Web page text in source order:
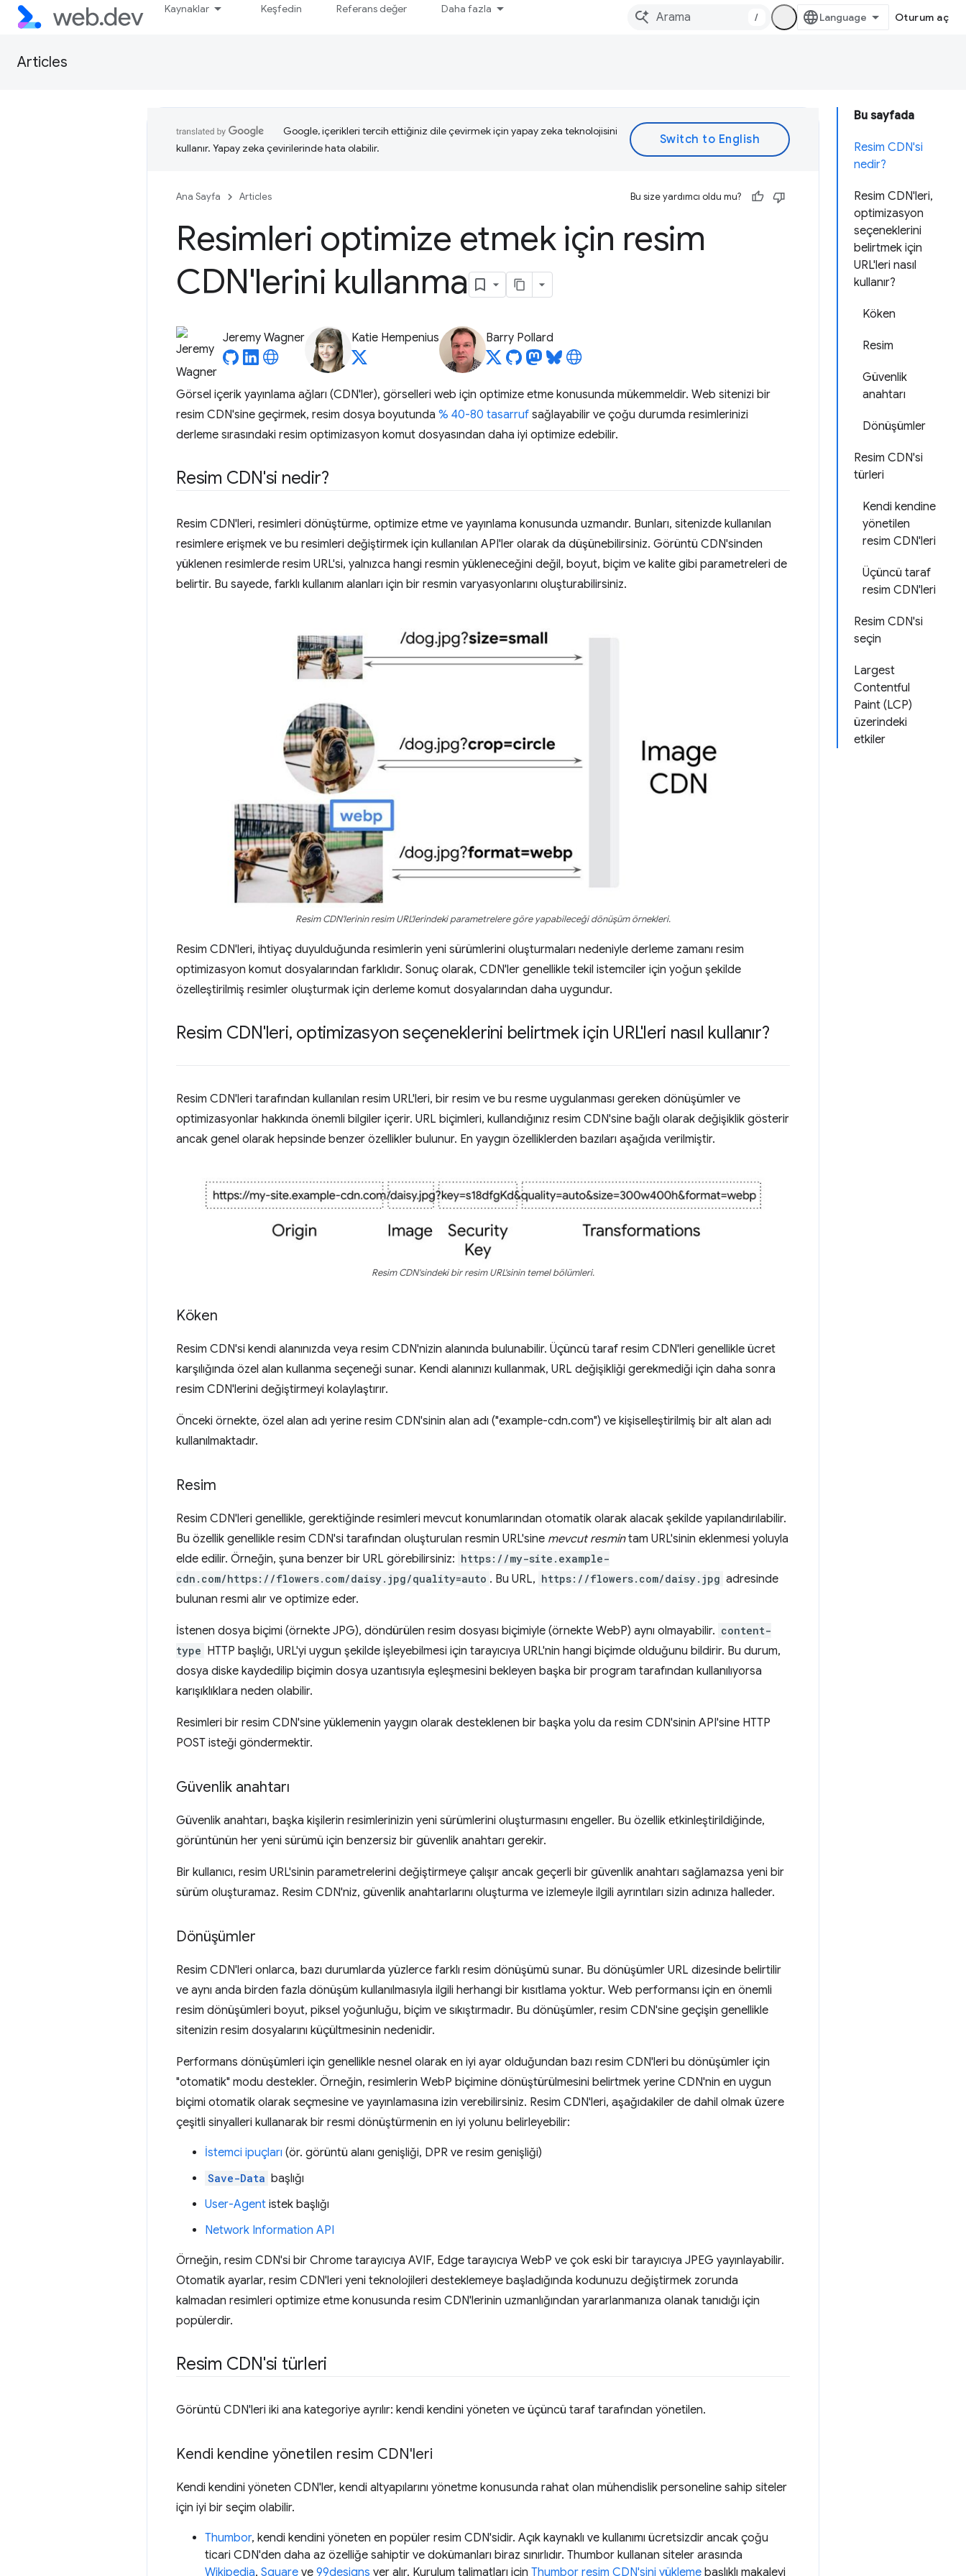
Kaynaklar Keşfedin Referans değer Daha fazla
/ Oturum aç
Articles
Bu sayfada
Resim CDN'si
nedir?
Resim CDN'leri,
optimizasyon
seçeneklerini
belirtmek için
URL'leri nasıl
kullanır?
Köken
Resim
Güvenlik
anahtarı
Dönüşümler
Resim CDN'si
türleri
Kendi kendine
yönetilen
resim CDN'leri
Üçüncü taraf
resim CDN'leri
Resim CDN'si
seçin
Largest
Contentful
Paint (LCP)
üzerindeki
etkiler
Google, içerikleri tercih ettiğiniz dile çevirmek için yapay zeka teknolojisini
kullanır. Yapay zeka çevirilerinde hata olabilir.
Ana Sayfa Articles Bu size yardımcı oldu mu?
Resimleri optimize etmek için resim
CDN'lerini kullanma
Jeremy Wagner Katie Hempenius Barry Pollard
Görsel içerik yayınlama ağları (CDN'ler), görselleri web için optimize etme konusunda mükemmeldir. Web sitenizi bir
resim CDN'sine geçirmek, resim dosya boyutunda % 40-80 tasarruf sağlayabilir ve çoğu durumda resimlerinizi
derleme sırasındaki resim optimizasyon komut dosyasından daha iyi optimize edebilir.
Resim CDN'si nedir?
Resim CDN'leri, resimleri dönüştürme, optimize etme ve yayınlama konusunda uzmandır. Bunları, sitenizde kullanılan
resimlere erişmek ve bu resimleri değiştirmek için kullanılan API'ler olarak da düşünebilirsiniz. Görüntü CDN'sinden
yüklenen resimlerde resim URL'si, yalnızca hangi resmin yükleneceğini değil, boyut, biçim ve kalite gibi parametreleri de
belirtir. Bu sayede, farklı kullanım alanları için bir resmin varyasyonlarını oluşturabilirsiniz.
Resim CDN'lerinin resim URL'lerindeki parametrelere göre yapabileceği dönüşüm örnekleri.
Resim CDN'leri, ihtiyaç duyulduğunda resimlerin yeni sürümlerini oluşturmaları nedeniyle derleme zamanı resim
optimizasyon komut dosyalarından farklıdır. Sonuç olarak, CDN'ler genellikle tekil istemciler için yoğun şekilde
özelleştirilmiş resimler oluşturmak için derleme komut dosyalarından daha uygundur.
Resim CDN'leri, optimizasyon seçeneklerini belirtmek için URL'leri nasıl kullanır?
Resim CDN'leri tarafından kullanılan resim URL'leri, bir resim ve bu resme uygulanması gereken dönüşümler ve
optimizasyonlar hakkında önemli bilgiler içerir. URL biçimleri, kullandığınız resim CDN'sine bağlı olarak değişiklik gösterir
ancak genel olarak hepsinde benzer özellikler bulunur. En yaygın özelliklerden bazıları aşağıda verilmiştir.
Resim CDN'sindeki bir resim URL'sinin temel bölümleri.
Köken
Resim CDN'si kendi alanınızda veya resim CDN'nizin alanında bulunabilir. Üçüncü taraf resim CDN'leri genellikle ücret
karşılığında özel alan kullanma seçeneği sunar. Kendi alanınızı kullanmak, URL değişikliği gerekmediği için daha sonra
resim CDN'lerini değiştirmeyi kolaylaştırır.
Önceki örnekte, özel alan adı yerine resim CDN'sinin alan adı ("example-cdn.com") ve kişiselleştirilmiş bir alt alan adı
kullanılmaktadır.
Resim
Resim CDN'leri genellikle, gerektiğinde resimleri mevcut konumlarından otomatik olarak alacak şekilde yapılandırılabilir.
Bu özellik genellikle resim CDN'si tarafından oluşturulan resmin URL'sine mevcut resmintam URL'sinin eklenmesi yoluyla
elde edilir. Örneğin, şuna benzer bir URL görebilirsiniz: https://my-site.example-
cdn.com/https://flowers.com/daisy.jpg/quality=auto . Bu URL, https://flowers.com/daisy.jpg adresinde
bulunan resmi alır ve optimize eder.
İstenen dosya biçimi (örnekte JPG), döndürülen resim dosyası biçimiyle (örnekte WebP) aynı olmayabilir. content-
type HTTP başlığı, URL'yi uygun şekilde işleyebilmesi için tarayıcıya URL'nin hangi biçimde olduğunu bildirir. Bu durum,
dosya diske kaydedilip biçimin dosya uzantısıyla eşleşmesini bekleyen başka bir program tarafından kullanılıyorsa
karışıklıklara neden olabilir.
Resimleri bir resim CDN'sine yüklemenin yaygın olarak desteklenen bir başka yolu da resim CDN'sinin API'sine HTTP
POST isteği göndermektir.
Güvenlik anahtarı
Güvenlik anahtarı, başka kişilerin resimlerinizin yeni sürümlerini oluşturmasını engeller. Bu özellik etkinleştirildiğinde,
görüntünün her yeni sürümü için benzersiz bir güvenlik anahtarı gerekir.
Bir kullanıcı, resim URL'sinin parametrelerini değiştirmeye çalışır ancak geçerli bir güvenlik anahtarı sağlamazsa yeni bir
sürüm oluşturamaz. Resim CDN'niz, güvenlik anahtarlarını oluşturma ve izlemeyle ilgili ayrıntıları sizin adınıza halleder.
Dönüşümler
Resim CDN'leri onlarca, bazı durumlarda yüzlerce farklı resim dönüşümü sunar. Bu dönüşümler URL dizesinde belirtilir
ve aynı anda birden fazla dönüşüm kullanılmasıyla ilgili herhangi bir kısıtlama yoktur. Web performansı için en önemli
resim dönüşümleri boyut, piksel yoğunluğu, biçim ve sıkıştırmadır. Bu dönüşümler, resim CDN'sine geçişin genellikle
sitenizin resim dosyalarını küçültmesinin nedenidir.
Performans dönüşümleri için genellikle nesnel olarak en iyi ayar olduğundan bazı resim CDN'leri bu dönüşümler için
"otomatik" modu destekler. Örneğin, resimlerin WebP biçimine dönüştürülmesini belirtmek yerine CDN'nin en uygun
biçimi otomatik olarak seçmesine ve yayınlamasına izin verebilirsiniz. Resim CDN'leri, aşağıdakiler de dahil olmak üzere
çeşitli sinyalleri kullanarak bir resmi dönüştürmenin en iyi yolunu belirleyebilir:
İstemci ipuçları (ör. görüntü alanı genişliği, DPR ve resim genişliği)
Save-Data başlığı
User-Agent istek başlığı
Network Information API
Örneğin, resim CDN'si bir Chrome tarayıcıya AVIF, Edge tarayıcıya WebP ve çok eski bir tarayıcıya JPEG yayınlayabilir.
Otomatik ayarlar, resim CDN'leri yeni teknolojileri desteklemeye başladığında kodunuzu değiştirmek zorunda
kalmadan resimleri optimize etme konusunda resim CDN'lerinin uzmanlığından yararlanmanıza olanak tanıdığı için
popülerdir.
Resim CDN'si türleri
Görüntü CDN'leri iki ana kategoriye ayrılır: kendi kendini yöneten ve üçüncü taraf tarafından yönetilen.
Kendi kendine yönetilen resim CDN'leri
Kendi kendini yöneten CDN'ler, kendi altyapılarını yönetme konusunda rahat olan mühendislik personeline sahip siteler
için iyi bir seçim olabilir.
Thumbor, kendi kendini yöneten en popüler resim CDN'sidir. Açık kaynaklı ve kullanımı ücretsizdir ancak çoğu
ticari CDN'den daha az özelliğe sahiptir ve dokümanları biraz sınırlıdır. Thumbor kullanan siteler arasında
Wikipedia, Square ve 99designs yer alır. Kurulum talimatları için Thumbor resim CDN'sini yükleme başlıklı makaleyi